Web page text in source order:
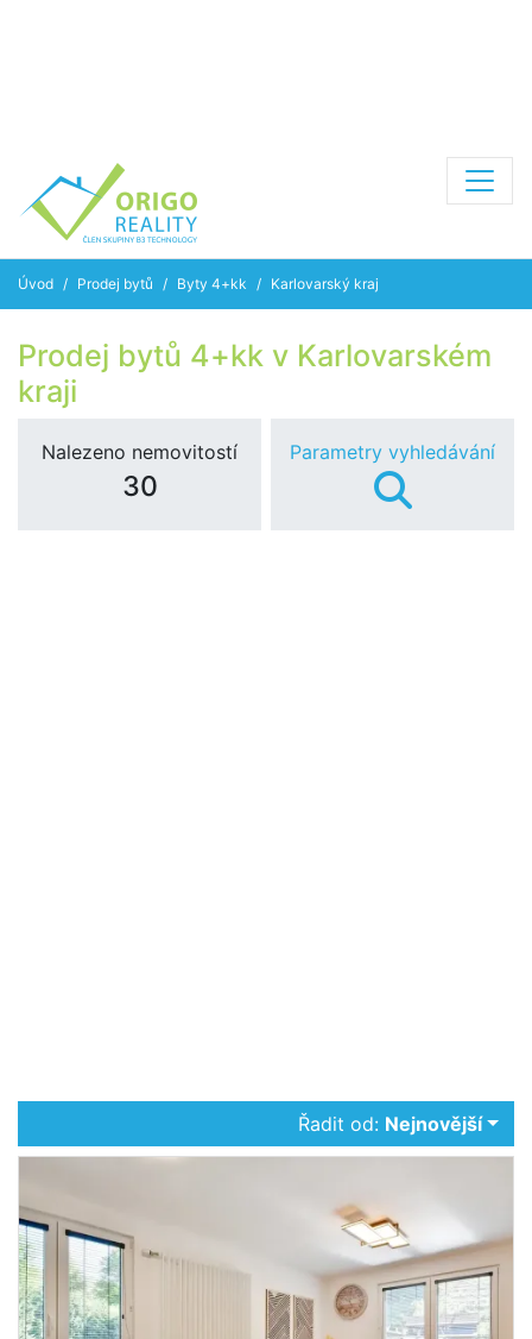
Úvod Prodej bytů Byty 4+kk Karlovarský kraj
Prodej bytů 4+kk v Karlovarském
kraji
Nalezeno nemovitostí
30
Parametry vyhledávání
Řadit od: Nejnovější